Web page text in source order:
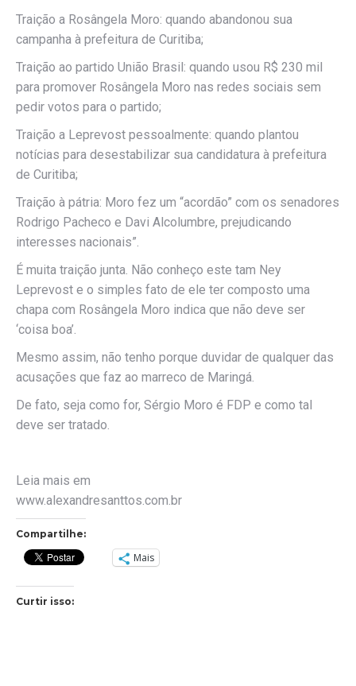
Traição a Rosângela Moro: quando abandonou sua
campanha à prefeitura de Curitiba;
Traição ao partido União Brasil: quando usou R$ 230 mil
para promover Rosângela Moro nas redes sociais sem
pedir votos para o partido;
Traição a Leprevost pessoalmente: quando plantou
notícias para desestabilizar sua candidatura à prefeitura
de Curitiba;
Traição à pátria: Moro fez um “acordão” com os senadores
Rodrigo Pacheco e Davi Alcolumbre, prejudicando
interesses nacionais”.
É muita traição junta. Não conheço este tam Ney
Leprevost e o simples fato de ele ter composto uma
chapa com Rosângela Moro indica que não deve ser
‘coisa boa’.
Mesmo assim, não tenho porque duvidar de qualquer das
acusações que faz ao marreco de Maringá.
De fato, seja como for, Sérgio Moro é FDP e como tal
deve ser tratado.
Leia mais em
www.alexandresanttos.com.br
Compartilhe:
Mais
Curtir isso: